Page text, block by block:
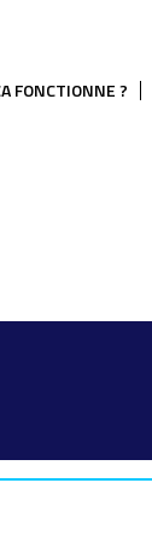
FONCTIONNE ?